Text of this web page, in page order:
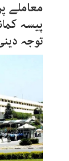
معاملے
پیسہ
توجہ